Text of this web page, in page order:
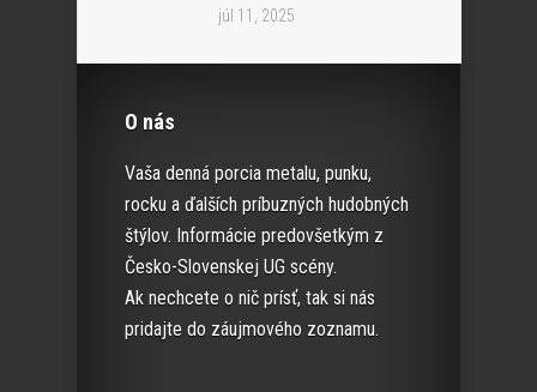
júl 11, 2025
O nás
Vaša denná porcia metalu, punku,
rocku a ďalších príbuzných hudobných
štýlov. Informácie predovšetkým z
Česko-Slovenskej UG scény.
Ak nechcete o nič prísť, tak si nás
pridajte do záujmového zoznamu.